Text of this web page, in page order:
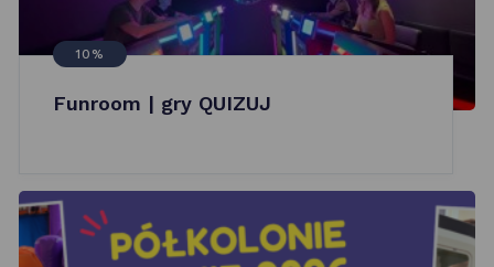
10%
Funroom | gry QUIZUJ